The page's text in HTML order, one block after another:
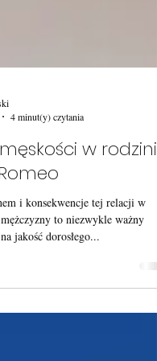
4 minut(y) czytania
w rodzinie:
to niezwykle ważny
jakość dorosłego...